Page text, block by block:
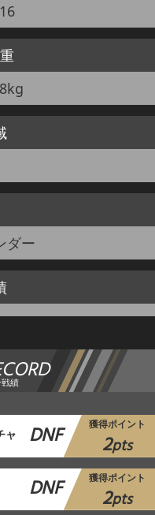
ダー
績
ャ DNF 獲得ポイント
2pts
DNF 獲得ポイント
2pts